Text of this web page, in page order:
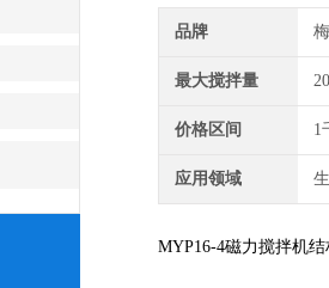
品牌
最大搅拌量
价格区间 1
应用领域
MYP16-4磁力搅拌机